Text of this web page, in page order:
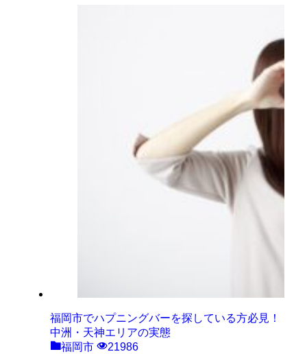
福岡市でハプニングバーを探している方必見！
中洲・天神エリアの実態
福岡市
21986